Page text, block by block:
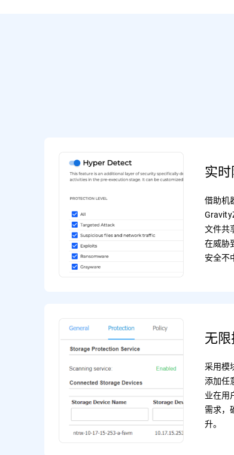
实
借助机
文件共
在威胁
安全不
无
采用模
添加任
业在用
需求，
升。